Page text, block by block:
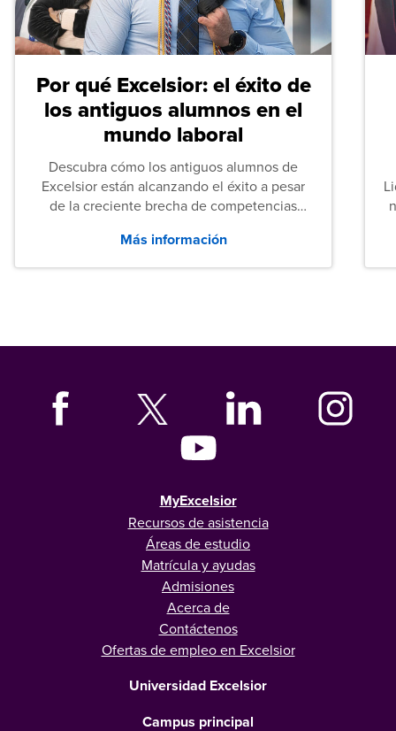
Por qué Excelsior: el éxito de
los antiguos alumnos en el
mundo laboral
Descubra cómo los antiguos alumnos de
Excelsior están alcanzando el éxito a pesar
de la creciente brecha de competencias
tanto las empresas como los recién
graduados en todo Estados Unidos.
Más información
MyExcelsior
Recursos de asistencia
Áreas de estudio
Matrícula y ayudas
Admisiones
Acerca de
Contáctenos
Ofertas de empleo en Excelsior
Universidad Excelsior
Campus principal